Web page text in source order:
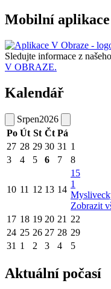
Mobilní aplikace
Sledujte informace z
V OBRAZE.
Kalendář
Srpen2026
Po Út St Čt Pá
27 28 29 30 31 1
3
4 5 6 7 8
10 11 12 13 14
15
1
Zobrazit
17 18 19 20 21 22
24 25 26 27 28 29
31 1 2 3 4 5
Aktuální počasí